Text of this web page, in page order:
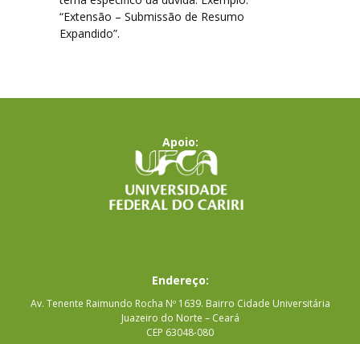
“Extensão – Submissão de Resumo
Expandido”.
Apoio:
Endereço:
Av. Tenente Raimundo Rocha Nº 1639. Bairro Cidade Universitária
Juazeiro do Norte – Ceará
CEP 63048-080